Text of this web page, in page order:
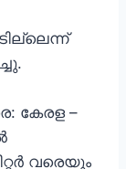
കേരള –
വരെയും